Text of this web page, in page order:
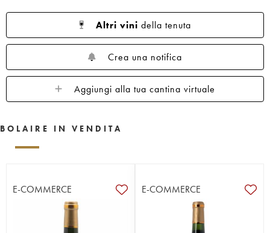
Altri vini della tenuta
Crea una notifica
Aggiungi alla tua cantina virtuale
BOLAIRE IN VENDITA
E-COMMERCE E-COMMERCE